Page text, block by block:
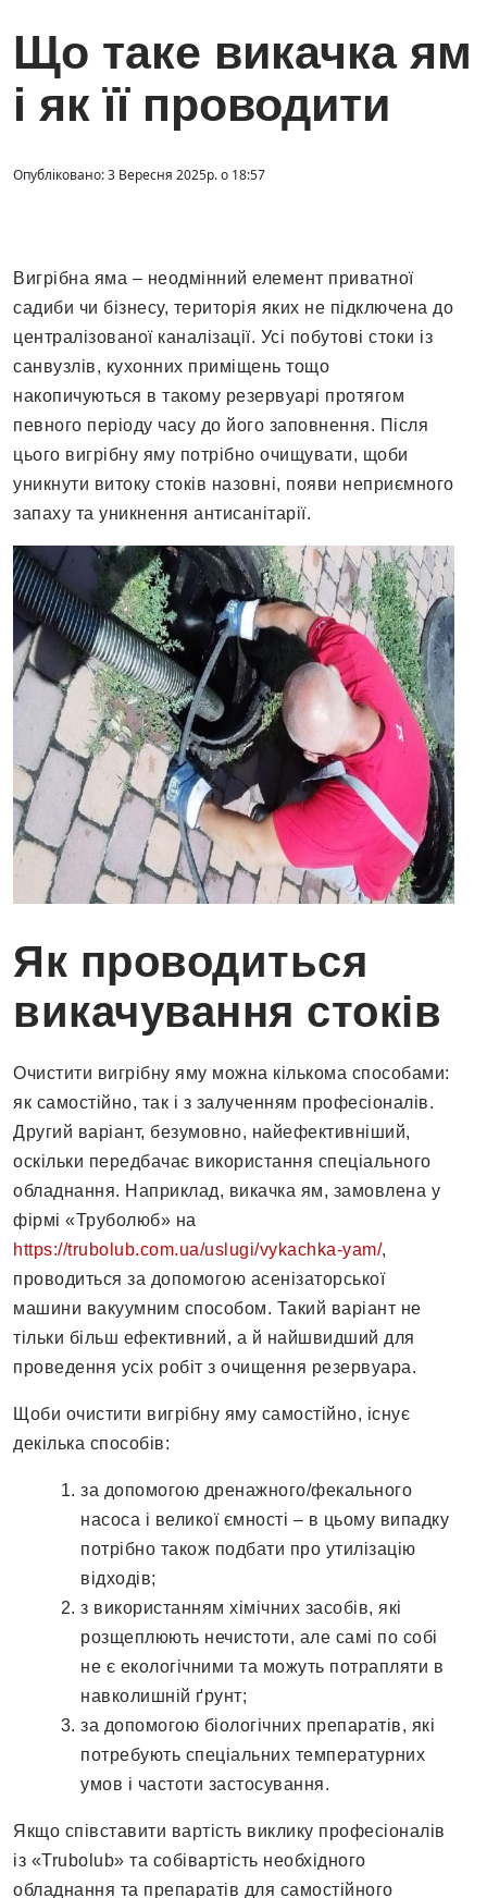
Що таке викачка ям
і як її проводити
Опубліковано: 3 Вересня 2025р. о 18:57
Вигрібна яма – неодмінний елемент приватної
садиби чи бізнесу, територія яких не підключена до
централізованої каналізації. Усі побутові стоки із
санвузлів, кухонних приміщень тощо
накопичуються в такому резервуарі протягом
певного періоду часу до його заповнення. Після
цього вигрібну яму потрібно очищувати, щоби
уникнути витоку стоків назовні, появи неприємного
запаху та уникнення антисанітарії.
Як проводиться
викачування стоків
Очистити вигрібну яму можна кількома способами:
як самостійно, так і з залученням професіоналів.
Другий варіант, безумовно, найефективніший,
оскільки передбачає використання спеціального
обладнання. Наприклад, викачка ям, замовлена у
фірмі «Труболюб» на
https://trubolub.com.ua/uslugi/vykachka-yam/,
проводиться за допомогою асенізаторської
машини вакуумним способом. Такий варіант не
тільки більш ефективний, а й найшвидший для
проведення усіх робіт з очищення резервуара.
Щоби очистити вигрібну яму самостійно, існує
декілька способів:
за допомогою дренажного/фекального
насоса і великої ємності – в цьому випадку
потрібно також подбати про утилізацію
відходів;
з використанням хімічних засобів, які
розщеплюють нечистоти, але самі по собі
не є екологічними та можуть потрапляти в
навколишній ґрунт;
за допомогою біологічних препаратів, які
потребують спеціальних температурних
умов і частоти застосування.
Якщо співставити вартість виклику професіоналів
із «Trubolub» та собівартість необхідного
обладнання та препаратів для самостійного